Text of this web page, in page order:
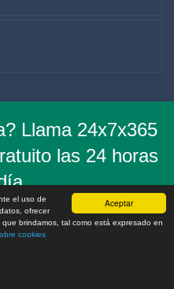
Aceptar
el uso de
ofrecer
brindamos, tal como está expresado en
cookies
Llama 24x7x365
las 24 horas
al
(+1) 786 272